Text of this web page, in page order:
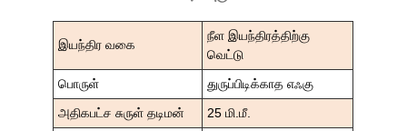
இயந்திர வகை
நீள இயந்திரத்திற்கு
வெட்டு
பொருள்
துருப்பிடிக்காத எஃகு
அதிகபட்ச சுருள் தடிமன்
25 மி.மீ.